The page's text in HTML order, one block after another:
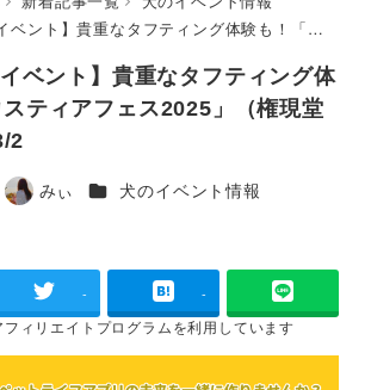
なタフティング体験も！「ハウスティアフェス2025」（権現堂公園）3/1〜3/2
イベント】貴重なタフティング体
ティアフェス2025」（権現堂
2
著
みぃ カテゴリー
犬のイベント情報
- -
フィリエイトプログラムを利用しています